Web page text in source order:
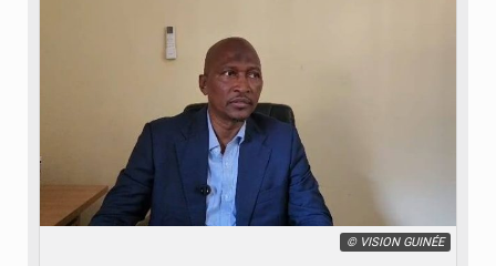
© VISION GUINÉE